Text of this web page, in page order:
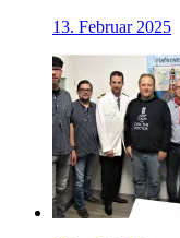
13. Februar 2025